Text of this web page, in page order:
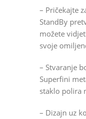
– Pričekajte
StandBy
možete
svoje
– Stvaranje
Superfini
staklo polira
– Dizajn uz